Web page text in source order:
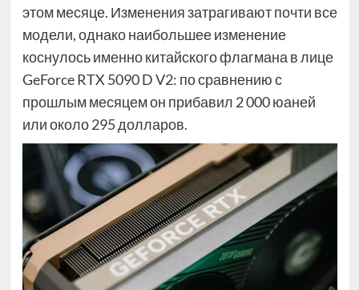
этом месяце. Изменения затрагивают почти все
модели, однако наибольшее изменение
коснулось именно китайского флагмана в лице
GeForce RTX 5090 D V2: по сравнению с
прошлым месяцем он прибавил 2 000 юаней
или около 295 долларов.